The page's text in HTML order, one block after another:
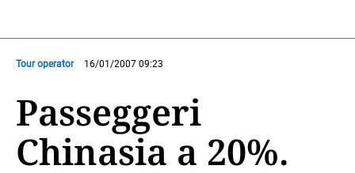
Tour operator 16/01/2007 09:23
Passeggeri
Chinasia a 20%.